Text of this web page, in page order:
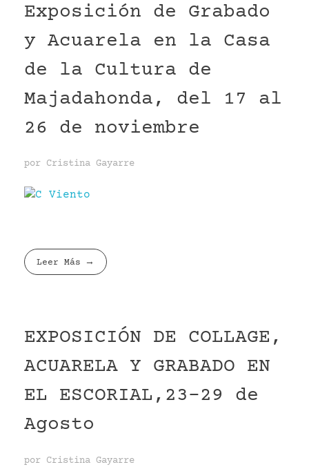
Exposición de Grabado
y Acuarela en la Casa
de la Cultura de
Majadahonda, del 17 al
26 de noviembre
por Cristina Gayarre
Leer Más
EXPOSICIÓN DE COLLAGE,
ACUARELA Y GRABADO EN
EL ESCORIAL,23-29 de
Agosto
por Cristina Gayarre